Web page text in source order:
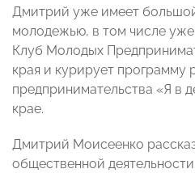
Дмитрий уже имеет
молодежью, в том числе уже
Клуб Молодых
края и курирует программу
предпринимательства «Я в
крае.
Дмитрий Моисеенко
общественной